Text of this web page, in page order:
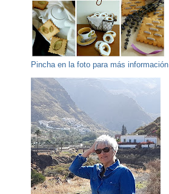
Pincha en la foto para más información